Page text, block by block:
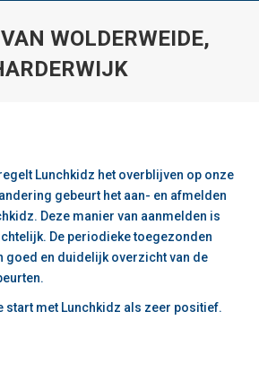
WOLDERWEIDE,
Lunchkidz het overblijven op onze
gebeurt het aan- en afmelden
Deze manier van aanmelden is
De periodieke toegezonden
goed en duidelijk overzicht van de
start met Lunchkidz als zeer positief.